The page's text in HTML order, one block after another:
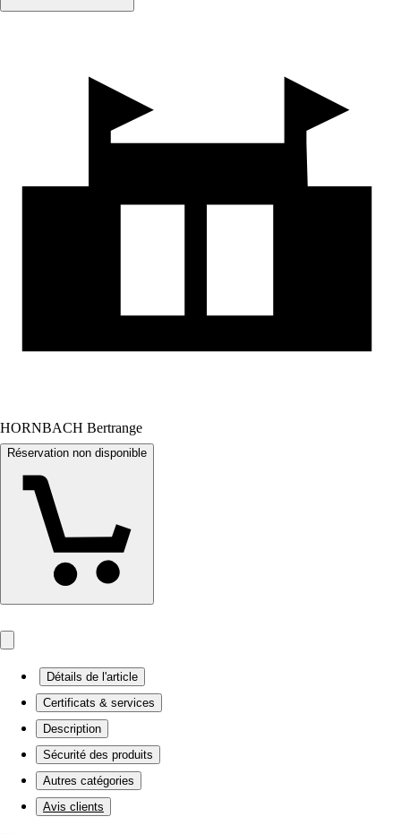
HORNBACH Bertrange
Réservation non disponible
Détails de l'article
Certificats & services
Description
Sécurité des produits
Autres catégories
Avis clients